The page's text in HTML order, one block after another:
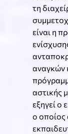
τη
είναι η
αναγκών
αστικής
εξηγεί ο
ο οποίος